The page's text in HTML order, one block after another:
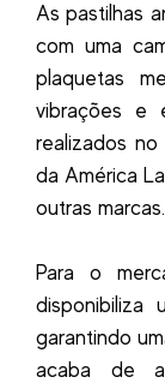
As pastilhas
com uma
plaquetas
vibrações e
realizados
da América
outras marcas.
Para o
disponibiliza
garantindo
acaba de